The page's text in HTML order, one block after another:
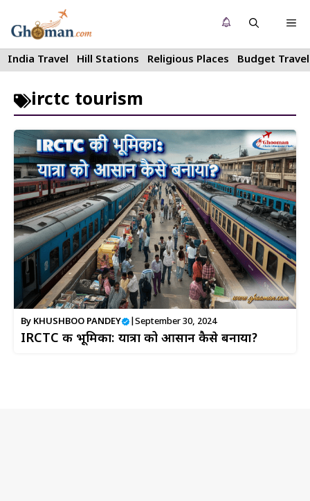
to
content
India Travel Hill Stations Religious Places Budget Travel
irctc tourism
By KHUSHBOO PANDEY September 30, 2024
IRCTC की भूमिका: यात्रा को आसान कैसे बनाया?